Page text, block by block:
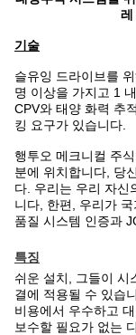
레
기술
슬유잉 드라이브를
명 이상을 가지고 1
CPV와 태양 화력 추
킹 요구가 있습니다.
행투오 메크니컬 주
분에 위치합니다, 당
다. 우리는 우리 자신
니다, 한편, 우리가
품질 시스템 인증과
특징
쉬운 설치, 그들이 시
결에 적용될 수 있습
비용에서 우수하고
보수할 필요가 없는